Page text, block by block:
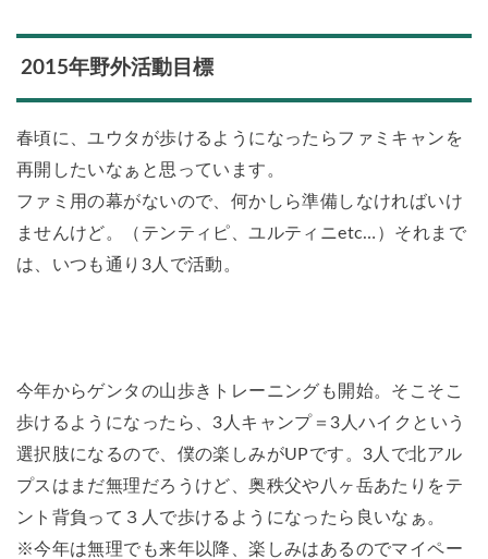
2015年野外活動目標
春頃に、ユウタが歩けるようになったらファミキャンを
再開したいなぁと思っています。
ファミ用の幕がないので、何かしら準備しなければいけ
ませんけど。（テンティピ、ユルティニetc…）それまで
は、いつも通り3人で活動。
今年からゲンタの山歩きトレーニングも開始。そこそこ
歩けるようになったら、3人キャンプ＝3人ハイクという
選択肢になるので、僕の楽しみがUPです。3人で北アル
プスはまだ無理だろうけど、奥秩父や八ヶ岳あたりをテ
ント背負って３人で歩けるようになったら良いなぁ。
※今年は無理でも来年以降、楽しみはあるのでマイペー